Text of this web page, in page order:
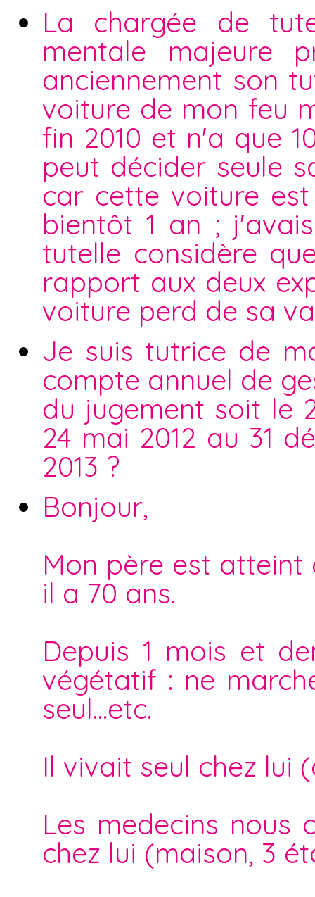
La chargée de
mentale majeure
anciennement son
voiture de mon feu
fin 2010 et n'a que
peut décider seule
car cette voiture
bientôt 1 an ;
tutelle considère
rapport aux deux
voiture perd de sa
Je suis tutrice de
compte annuel de
du jugement soit le
24 mai 2012 au 31
2013 ?
Bonjour,
Mon père est atteint
il a 70 ans.
Depuis 1 mois et
végétatif : ne
seul...etc.
Il vivait seul chez lui
Les medecins nous
chez lui (maison, 3